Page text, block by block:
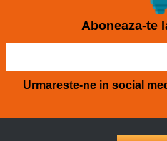
Aboneaza-te
Urmareste-ne in social